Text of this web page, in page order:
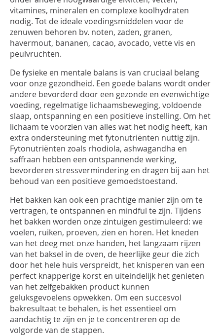
vitamines, mineralen en complexe koolhydraten
nodig. Tot de ideale voedingsmiddelen voor de
zenuwen behoren bv. noten, zaden, granen,
havermout, bananen, cacao, avocado, vette vis en
peulvruchten.
De fysieke en mentale balans is van cruciaal belang
voor onze gezondheid. Een goede balans wordt onder
andere bevorderd door een gezonde en evenwichtige
voeding, regelmatige lichaamsbeweging, voldoende
slaap, ontspanning en een positieve instelling. Om het
lichaam te voorzien van alles wat het nodig heeft, kan
extra ondersteuning met fytonutriënten nuttig zijn.
Fytonutriënten zoals rhodiola, ashwagandha en
saffraan hebben een ontspannende werking,
bevorderen stressvermindering en dragen bij aan het
behoud van een positieve gemoedstoestand.
Het bakken kan ook een prachtige manier zijn om te
vertragen, te ontspannen en mindful te zijn. Tijdens
het bakken worden onze zintuigen gestimuleerd: we
voelen, ruiken, proeven, zien en horen. Het kneden
van het deeg met onze handen, het langzaam rijzen
van het baksel in de oven, de heerlijke geur die zich
door het hele huis verspreidt, het knisperen van een
perfect knapperige korst en uiteindelijk het genieten
van het zelfgebakken product kunnen
geluksgevoelens opwekken. Om een succesvol
bakresultaat te behalen, is het essentieel om
aandachtig te zijn en je te concentreren op de
volgorde van de stappen.